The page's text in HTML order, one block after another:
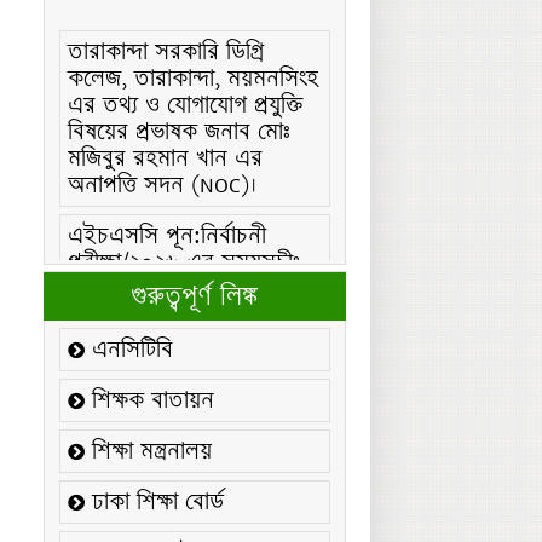
কলেজ, তারাকান্দা, ময়মনসিংহ
এর তথ্য ও যোগাযোগ প্রযুক্তি
বিষয়ের প্রভাষক জনাব মোঃ
মজিবুর রহমান খান এর
অনাপত্তি সদন (NOC)।
পরীক্ষা/২০২৬ এর সময়সূচীঃ
এইচএসসি (বিএমটি) ফরম
পূরণ/২০২৬ বিজ্ঞপ্তিঃ
এইচএসসি ফরম/২০২৬ পূরণ
বিজ্ঞপ্তিঃ
২১ ফেব্রুয়ারি/২০২৬ ইং
তারিখে “শহিদ দিবস ও
আন্তর্জাতিক মাতৃভাষা
দিবস-২০২৬ উদযাপন
গুরুত্বপূর্ণ লিঙ্ক
এনসিটিবি
শিক্ষক বাতায়ন
শিক্ষা মন্ত্রনালয়
ঢাকা শিক্ষা বোর্ড